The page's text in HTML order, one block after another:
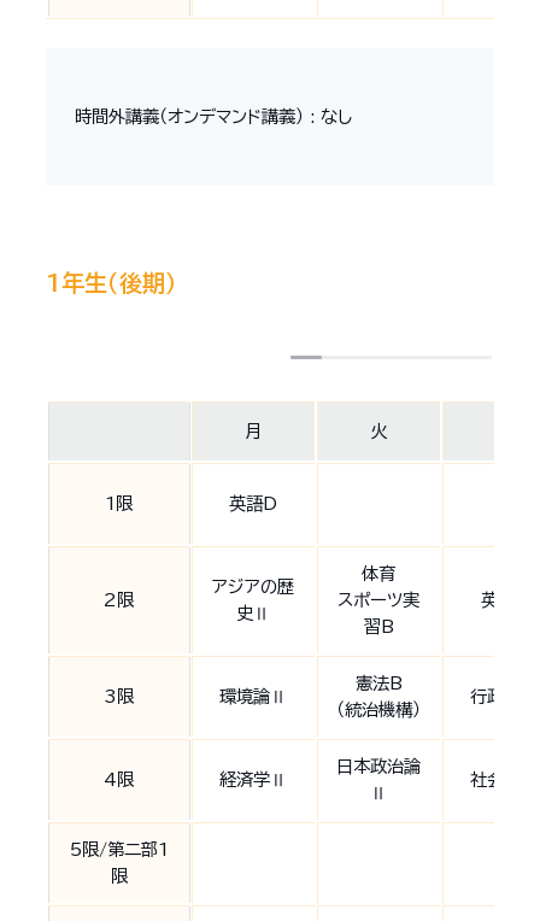
時間外講義（オンデマンド講義） : なし
1年生（後期）
月 火
1限 英語D
2限
アジアの歴
史Ⅱ
体育
スポーツ実
習B
英語B
3限 環境論Ⅱ
憲法B
（統治機構）
行政学Ⅱ
4限 経済学Ⅱ
日本政治論
Ⅱ
社会学Ⅱ
5限/第二部1
限